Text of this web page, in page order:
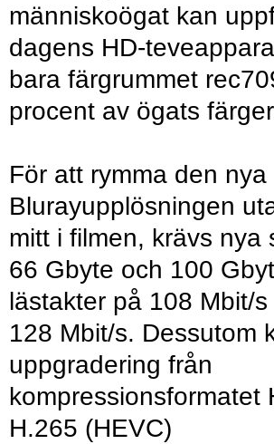
människoögat kan
dagens HD-
bara färgrummet
procent av ögats
För att rymma den nya
Blurayupplösningen
mitt i filmen, krävs nya
66 Gbyte och 100
lästakter på 108 Mbit/
128 Mbit/s. Dessutom
uppgradering från
kompressionsformatet
H.265 (HEVC)